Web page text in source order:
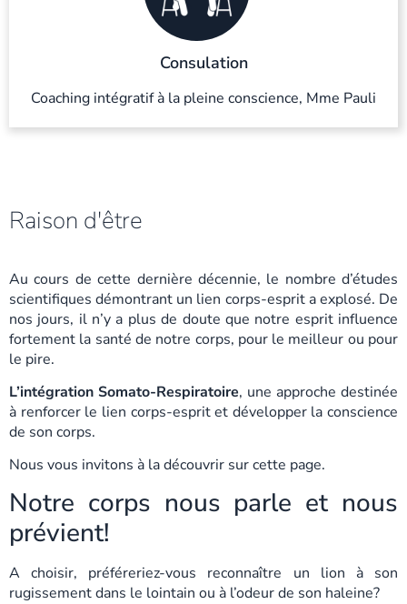
Consulation
Coaching intégratif à la pleine conscience, Mme Pauli
Raison d'être
Au cours de cette dernière décennie, le nombre d’études
scientifiques démontrant un lien corps-esprit a explosé. De
nos jours, il n’y a plus de doute que notre esprit influence
fortement la santé de notre corps, pour le meilleur ou pour
le pire.
L’intégration Somato-Respiratoire, une approche destinée
à renforcer le lien corps-esprit et développer la conscience
de son corps.
Nous vous invitons à la découvrir sur cette page.
Notre corps nous parle et nous
prévient!
A choisir, préféreriez-vous reconnaître un lion à son
rugissement dans le lointain ou à l’odeur de son haleine?